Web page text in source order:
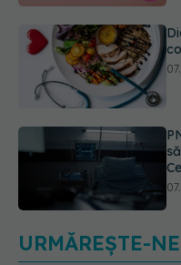
URMĂREȘTE-